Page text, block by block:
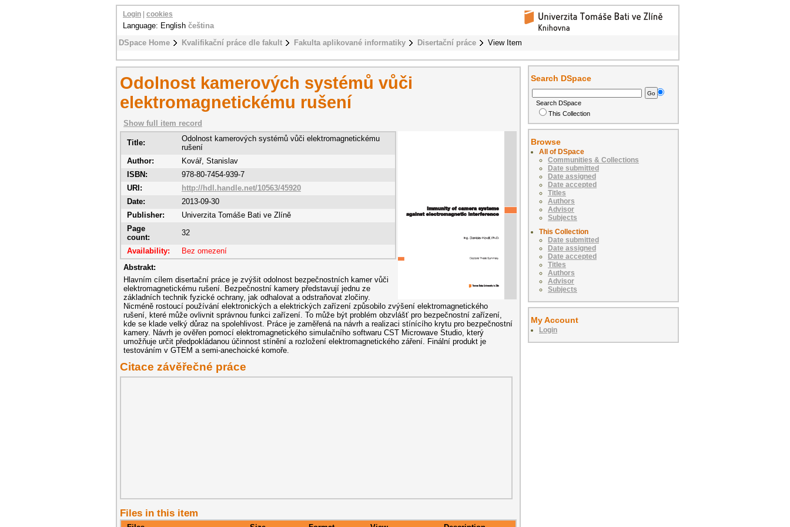
DSpace Home Kvalifikační práce dle fakult Fakulta aplikované informatiky Disertační práce View Item
Login cookies
Language: English čeština
Odolnost kamerových systémů vůči
elektromagnetickému rušení
Show full item record
Title:
Odolnost kamerových systémů vůči elektromagnetickému
rušení
Author:
Kovář, Stanislav
ISBN:
978-80-7454-939-7
URI:
http://hdl.handle.net/10563/45920
Date:
2013-09-30
Publisher:
Univerzita Tomáše Bati ve Zlíně
Page
count:
32
Availability:
Bez omezení
Abstrakt:
Hlavním cílem disertační práce je zvýšit odolnost bezpečnostních kamer vůči
elektromagnetickému rušení. Bezpečnostní kamery představují jednu ze
základních technik fyzické ochrany, jak odhalovat a odstraňovat zločiny.
Nicméně rostoucí používání elektronických a elektrických zařízení způsobilo zvýšení elektromagnetického
rušení, které může ovlivnit správnou funkci zařízení. To může být problém obzvlášť pro bezpečnostní zařízení,
kde se klade velký důraz na spolehlivost. Práce je zaměřená na návrh a realizaci stínícího krytu pro bezpečnostní
kamery. Návrh je ověřen pomocí elektromagnetického simulačního softwaru CST Microwave Studio, který
umožňuje určit předpokládanou účinnost stínění a rozložení elektromagnetického záření. Finální produkt je
testováním v GTEM a semi-anechoické komoře.
Citace závěřečné práce
Files in this item
Search DSpace
Search DSpace
This Collection
Browse
All of DSpace
Communities & Collections
Date submitted
Date assigned
Date accepted
Titles
Authors
Advisor
Subjects
This Collection
Date submitted
Date assigned
Date accepted
Titles
Authors
Advisor
Subjects
My Account
Login